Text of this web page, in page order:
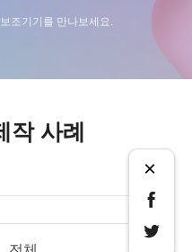
조기기를 만나보세요.
사례
×